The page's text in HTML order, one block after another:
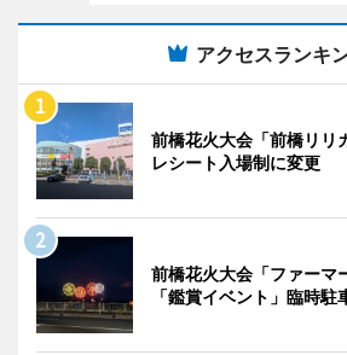
アクセスランキ
前橋花火大会「前橋リ
レシート入場制に変更
前橋花火大会「ファーマ
「鑑賞イベント」臨時駐